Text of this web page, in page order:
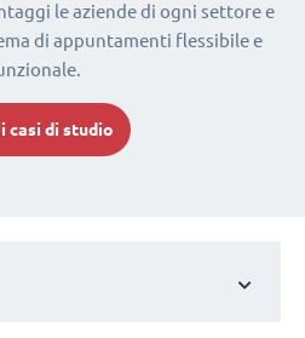
le aziende di ogni settore e
di appuntamenti flessibile e
casi di studio